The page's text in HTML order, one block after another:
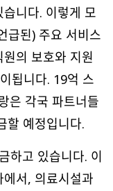
니다. 이렇게 모
급된) 주요 서비스
의 보호와 지원
됩니다. 19억 스
은 각국 파트너들
할 예정입니다.
하고 있습니다. 이
서, 의료시설과